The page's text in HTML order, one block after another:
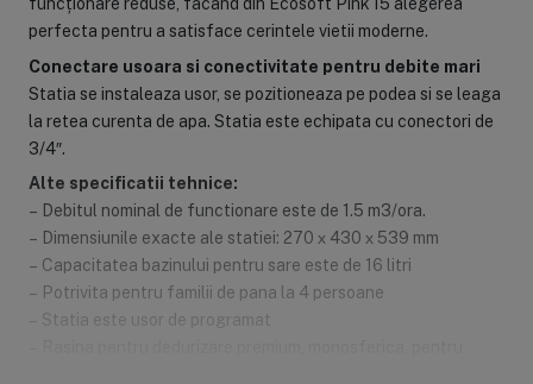
perfecta pentru a satisface cerintele vietii moderne.
Conectare usoara si conectivitate pentru debite mari
Statia se instaleaza usor, se pozitioneaza pe podea si se leaga
la retea curenta de apa. Statia este echipata cu conectori de
3/4″.
Alte specificatii tehnice:
– Debitul nominal de functionare este de 1.5 m3/ora.
– Dimensiunile exacte ale statiei: 270 х 430 х 539 mm
– Capacitatea bazinului pentru sare este de 16 litri
– Potrivita pentru familii de pana la 4 persoane
– Statia este usor de programat